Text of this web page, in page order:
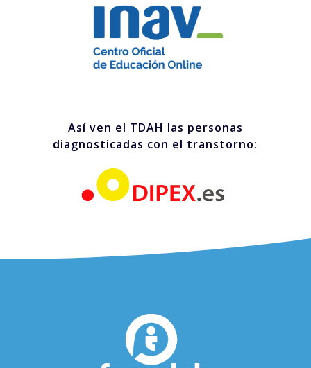
Así ven el TDAH las personas
diagnosticadas con el transtorno: